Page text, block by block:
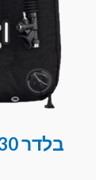
בלדר WTX D-30